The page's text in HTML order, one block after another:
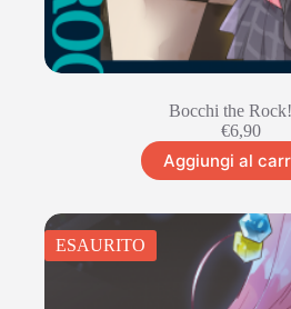
Bocchi the
€6,90
Aggiungi al
ESAURITO